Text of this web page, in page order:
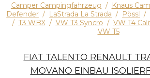
Camper Campingfahrzeug / Knaus
Defender / LaStrada La Strada / Pössl /
/ T3 WBX/ VW T3 Syncro / VW T4
VW T5
FIAT TALENTO RENAULT
MOVANO EINBAU